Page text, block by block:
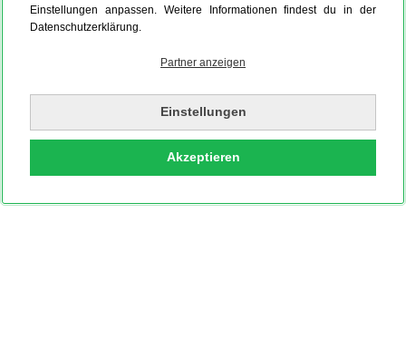
Einstellungen anpassen. Weitere Informationen findest du in der
Datenschutzerklärung.
Partner anzeigen
Einstellungen
Akzeptieren